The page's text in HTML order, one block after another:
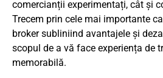
comercianții experimentați, cât și
Trecem prin cele mai importante
broker subliniind avantajele și
scopul de a vă face experiența de
memorabilă.